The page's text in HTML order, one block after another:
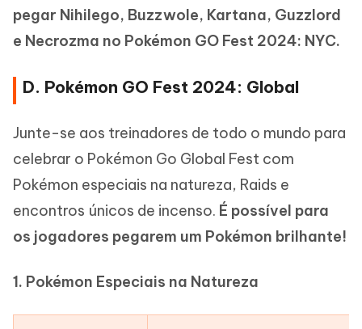
pegar Nihilego, Buzzwole, Kartana, Guzzlord
e Necrozma no Pokémon GO Fest 2024: NYC.
D. Pokémon GO Fest 2024: Global
Junte-se aos treinadores de todo o mundo para
celebrar o Pokémon Go Global Fest com
Pokémon especiais na natureza, Raids e
encontros únicos de incenso. É possível para
os jogadores pegarem um Pokémon brilhante!
1. Pokémon Especiais na Natureza